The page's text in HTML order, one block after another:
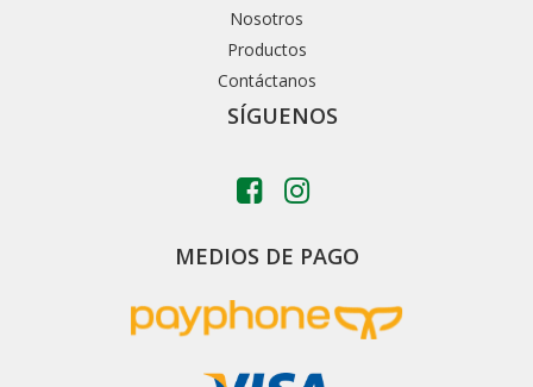
Nosotros
Productos
Contáctanos
SÍGUENOS
MEDIOS DE PAGO